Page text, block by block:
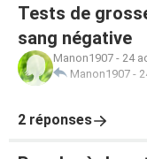
Tests de
sang négative
Manon1907 - 24
Manon1907 -
2 réponses